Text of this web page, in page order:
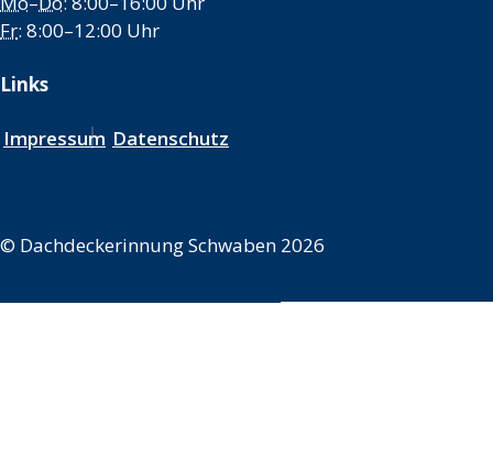
Fr: 8:00–12:00 Uhr
Links
Impressum Datenschutz
© Dachdeckerinnung Schwaben 2026